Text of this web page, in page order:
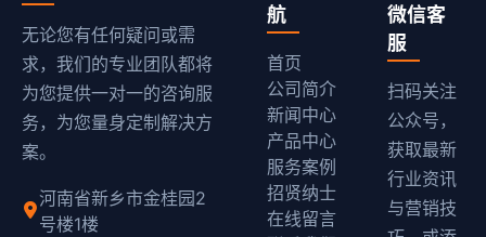
无论您有任何疑问或需
求，我们的专业团队都将
为您提供一对一的咨询服
务，为您量身定制解决方
案。
河南省新乡市金桂园2
号楼1楼
航
首页
公司简介
新闻中心
产品中心
服务案例
招贤纳士
在线留言
微信客
服
扫码关注
公众号，
获取最新
行业资讯
与营销技